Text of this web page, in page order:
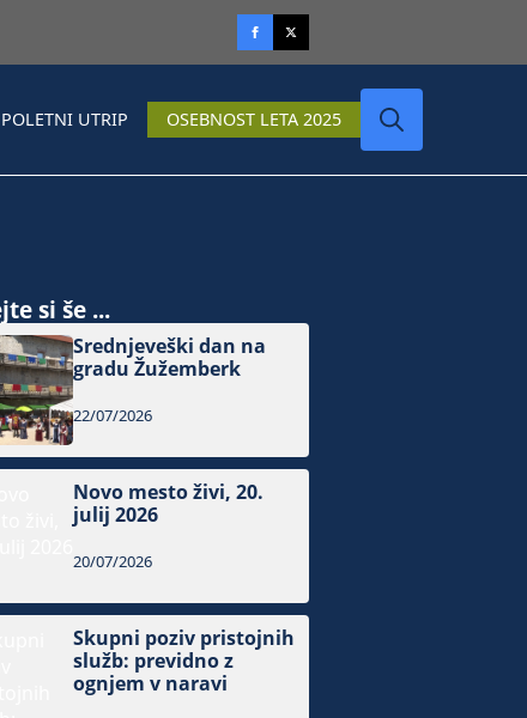
UTRIP OSEBNOST LETA 2025
si še ...
Srednjeveški dan na
gradu Žužemberk
22/07/2026
Novo mesto živi, 20.
julij 2026
20/07/2026
Skupni poziv pristojnih
služb: previdno z
ognjem v naravi